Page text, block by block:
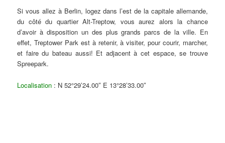
Si vous allez à Berlin, logez dans l’est de la capitale allemande,
du côté du quartier Alt-Treptow, vous aurez alors la chance
d’avoir à disposition un des plus grands parcs de la ville. En
effet, Treptower Park est à retenir, à visiter, pour courir, marcher,
et faire du bateau aussi! Et adjacent à cet espace, se trouve
Spreepark.
Localisation : N 52°29’24.00″ E 13°28’33.00″